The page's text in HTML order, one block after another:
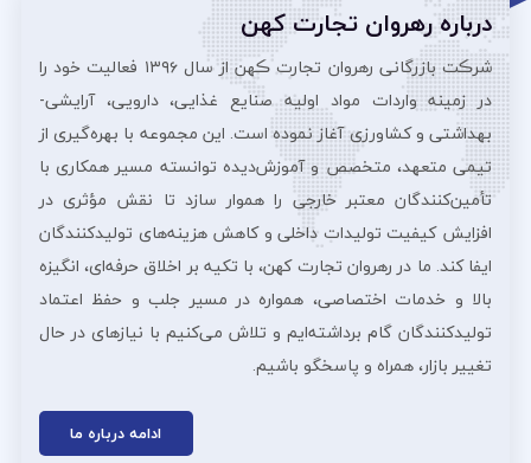
درباره رهروان تجارت کهن
شرڪت بازرگانی رهروان تجارت ڪهن از سال ۱۳۹۶ فعالیت خود را
در زمینه واردات مواد اولیه صنایع غذایی، دارویی، آرایشی‌-
بهداشتی و کشاورزی آغاز نموده است. این مجموعه با بهره‌گیری از
تیمی متعهد، متخصص و آموزش‌دیده توانسته مسیر همکاری با
تأمین‌کنندگان معتبر خارجی را هموار سازد تا نقش مؤثری در
افزایش کیفیت تولیدات داخلی و کاهش هزینه‌های تولیدکنندگان
ایفا کند. ما در رهروان تجارت کهن، با تکیه بر اخلاق حرفه‌ای، انگیزه
بالا و خدمات اختصاصی، همواره در مسیر جلب و حفظ اعتماد
تولیدکنندگان گام برداشته‌ایم و تلاش می‌کنیم با نیازهای در حال
تغییر بازار، همراه و پاسخگو باشیم.
ادامه درباره ما